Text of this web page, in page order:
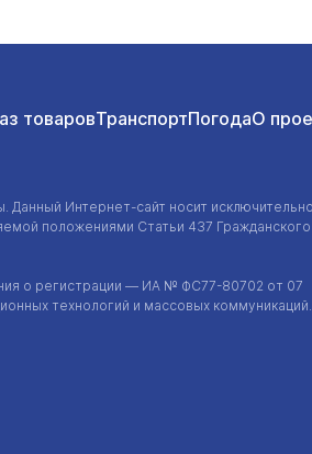
товаровТранспортПогодаО
Данный Интернет-сайт носит исключительно
положениями Статьи 437 Гражданского
о регистрации — ИА № ФС77-80702 от 07
технологий и массовых коммуникаций.